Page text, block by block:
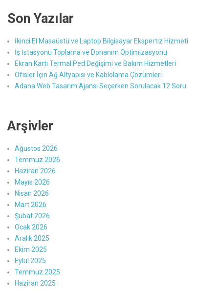
Son Yazılar
İkinci El Masaüstü ve Laptop Bilgisayar Ekspertiz Hizmeti
İş İstasyonu Toplama ve Donanım Optimizasyonu
Ekran Kartı Termal Ped Değişimi ve Bakım Hizmetleri
Ofisler İçin Ağ Altyapısı ve Kablolama Çözümleri
Adana Web Tasarım Ajansı Seçerken Sorulacak 12 Soru
Arşivler
Ağustos 2026
Temmuz 2026
Haziran 2026
Mayıs 2026
Nisan 2026
Mart 2026
Şubat 2026
Ocak 2026
Aralık 2025
Ekim 2025
Eylül 2025
Temmuz 2025
Haziran 2025